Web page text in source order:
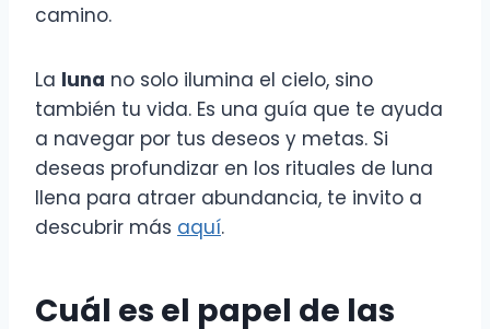
camino.
La luna no solo ilumina el cielo, sino
también tu vida. Es una guía que te ayuda
a navegar por tus deseos y metas. Si
deseas profundizar en los rituales de luna
llena para atraer abundancia, te invito a
descubrir más aquí.
Cuál es el papel de las